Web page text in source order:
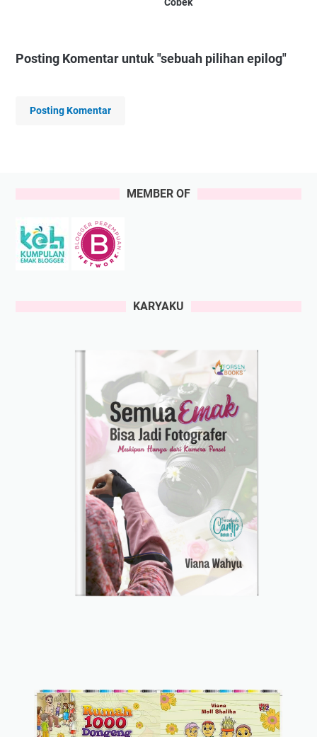
Cobek
Posting Komentar untuk "sebuah pilihan epilog"
Posting Komentar
MEMBER OF
KARYAKU